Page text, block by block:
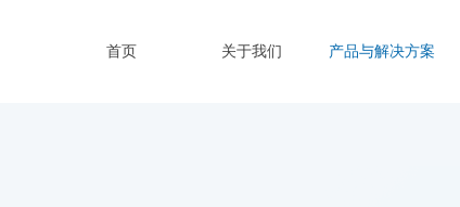
首页 关于我们 产品与解决方案